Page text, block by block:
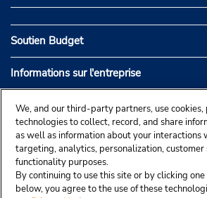
Soutien Budget
Informations sur l'entreprise
Partenaires de Budget
We, and our third-party partners, use
technologies to collect, record, and share
as well as information about your interactions
targeting, analytics, personalization, customer
functionality purposes.
By continuing to use this site or by clicking
below, you agree to the use of these